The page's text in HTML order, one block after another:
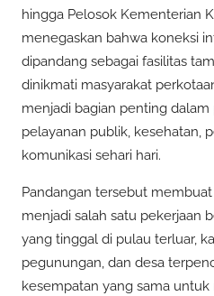
hingga Pelosok Kementerian
menegaskan bahwa koneksi
dipandang sebagai fasilitas
dinikmati masyarakat
menjadi bagian penting dalam
pelayanan publik, kesehatan,
komunikasi sehari hari.
Pandangan tersebut
menjadi salah satu pekerjaan
yang tinggal di pulau terluar,
pegunungan, dan desa
kesempatan yang sama